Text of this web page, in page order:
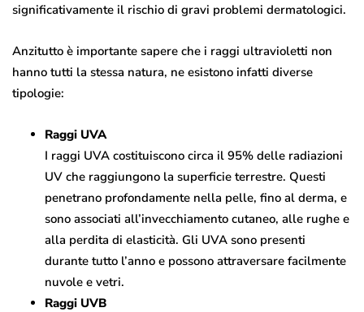
significativamente il rischio di gravi problemi dermatologici.
Anzitutto è importante sapere che i raggi ultravioletti non
hanno tutti la stessa natura, ne esistono infatti diverse
tipologie:
Raggi UVA
I raggi UVA costituiscono circa il 95% delle radiazioni
UV che raggiungono la superficie terrestre. Questi
penetrano profondamente nella pelle, fino al derma, e
sono associati all’invecchiamento cutaneo, alle rughe e
alla perdita di elasticità. Gli UVA sono presenti
durante tutto l’anno e possono attraversare facilmente
nuvole e vetri.
Raggi UVB